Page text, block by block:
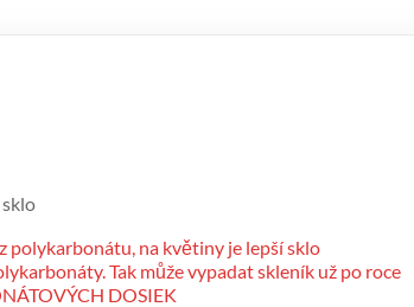
polykarbonátu, na květiny je lepší sklo
Tak může vypadat skleník už po roce
DOSIEK